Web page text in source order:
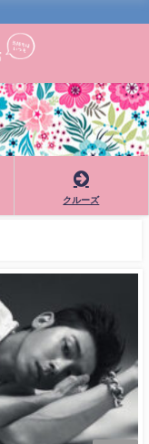
クルーズ